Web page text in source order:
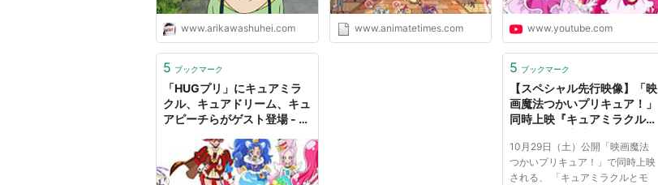
www.arikawashuhei.com www.animatetimes.com www.youtube.com
5 ブックマーク
「HUGプリ」にキュアミラ
クル、キュアドリーム、キュ
アピーチらがゲスト登場 - コ
5 ブックマーク
【スペシャル先行映像】「映
画魔法つかいプリキュア！」
同時上映『キュアミラクルと
エンディングダンス【期間限
定配信】
10月29日（土）公開「映画魔法
つかいプリキュア！」で同時上映
される、 「キュアミラクルとモ